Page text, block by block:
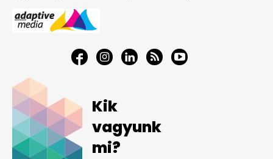
Kik
vagyunk
mi?